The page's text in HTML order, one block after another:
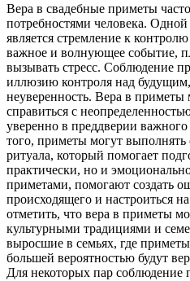
Вера в свадебные приметы
потребностями человека. Одной
является стремление к
важное и волнующее событие,
вызывать стресс. Соблюдение
иллюзию контроля над
неуверенность. Вера в
справиться с
уверенно в преддверии
того, приметы могут
ритуала, который помогает
практически, но и
приметами, помогают создать
происходящего и настроиться
отметить, что вера в приметы
культурными традициями и
выросшие в семьях, где
большей вероятностью будут
Для некоторых пар соблюдение